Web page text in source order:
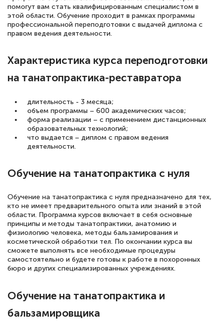
помогут вам стать квалифицированным специалистом в
этой области. Обучение проходит в рамках программы
профессиональной переподготовки с выдачей диплома с
правом ведения деятельности.
Характеристика курса переподготовки
на танатопрактика-реставратора
длительность - 3 месяца;
объем программы – 600 академических часов;
форма реализации – с применением дистанционных
образовательных технологий;
что выдается – диплом с правом ведения
деятельности.
Обучение на танатопрактика с нуля
Обучение на танатопрактика с нуля предназначено для тех,
кто не имеет предварительного опыта или знаний в этой
области. Программа курсов включает в себя основные
принципы и методы танатопрактики, анатомию и
физиологию человека, методы бальзамирования и
косметической обработки тел. По окончании курса вы
сможете выполнять все необходимые процедуры
самостоятельно и будете готовы к работе в похоронных
бюро и других специализированных учреждениях.
Обучение на танатопрактика и
бальзамировщика